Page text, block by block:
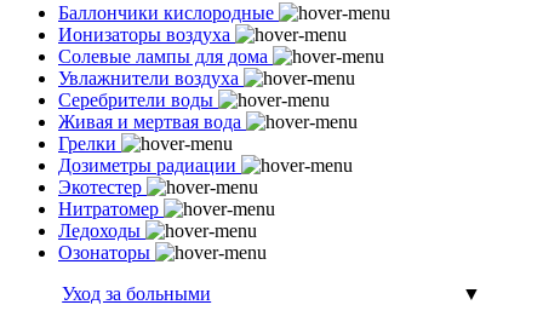
Баллончики кислородные
Ионизаторы воздуха
Солевые лампы для дома
Увлажнители воздуха
Серебрители воды
Живая и мертвая вода
Грелки
Дозиметры радиации
Экотестер
Нитратомер
Ледоходы
Озонаторы
Уход за больными
▼